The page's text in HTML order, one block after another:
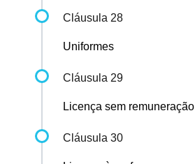
Cláusula 28
Uniformes
Cláusula 29
Licença sem remuneração
Cláusula 30